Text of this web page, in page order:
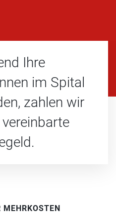
Ihre
im Spital
zahlen wir
MEHRKOSTEN